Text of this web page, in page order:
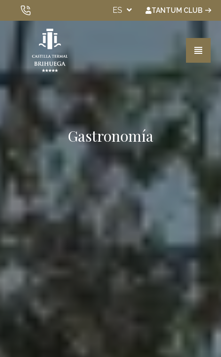
ES TANTUM CLUB
VER TODOS LOS HOTELES
Habitaciones
Spa & Wellness
Experiencias
Gastronomía
Eventos
Bonos Regalo
Gastronomía